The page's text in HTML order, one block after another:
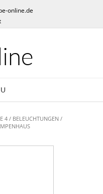
online.de
4 / BELEUCHTUNGEN /